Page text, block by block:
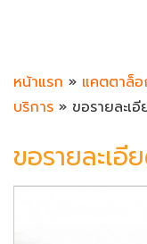
หน้าแรก » แคตตาล็
บริการ » ขอรายละเ
ขอรายละเอี